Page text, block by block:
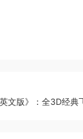
文版》：全3D经典